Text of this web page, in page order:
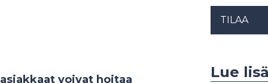
voivat hoitaa
TILAA
Lue